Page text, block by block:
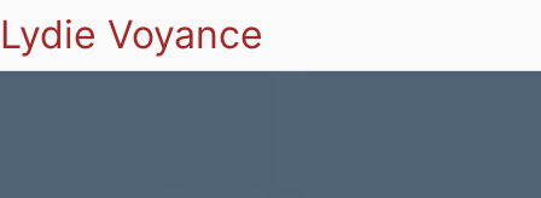
Lydie Voyance